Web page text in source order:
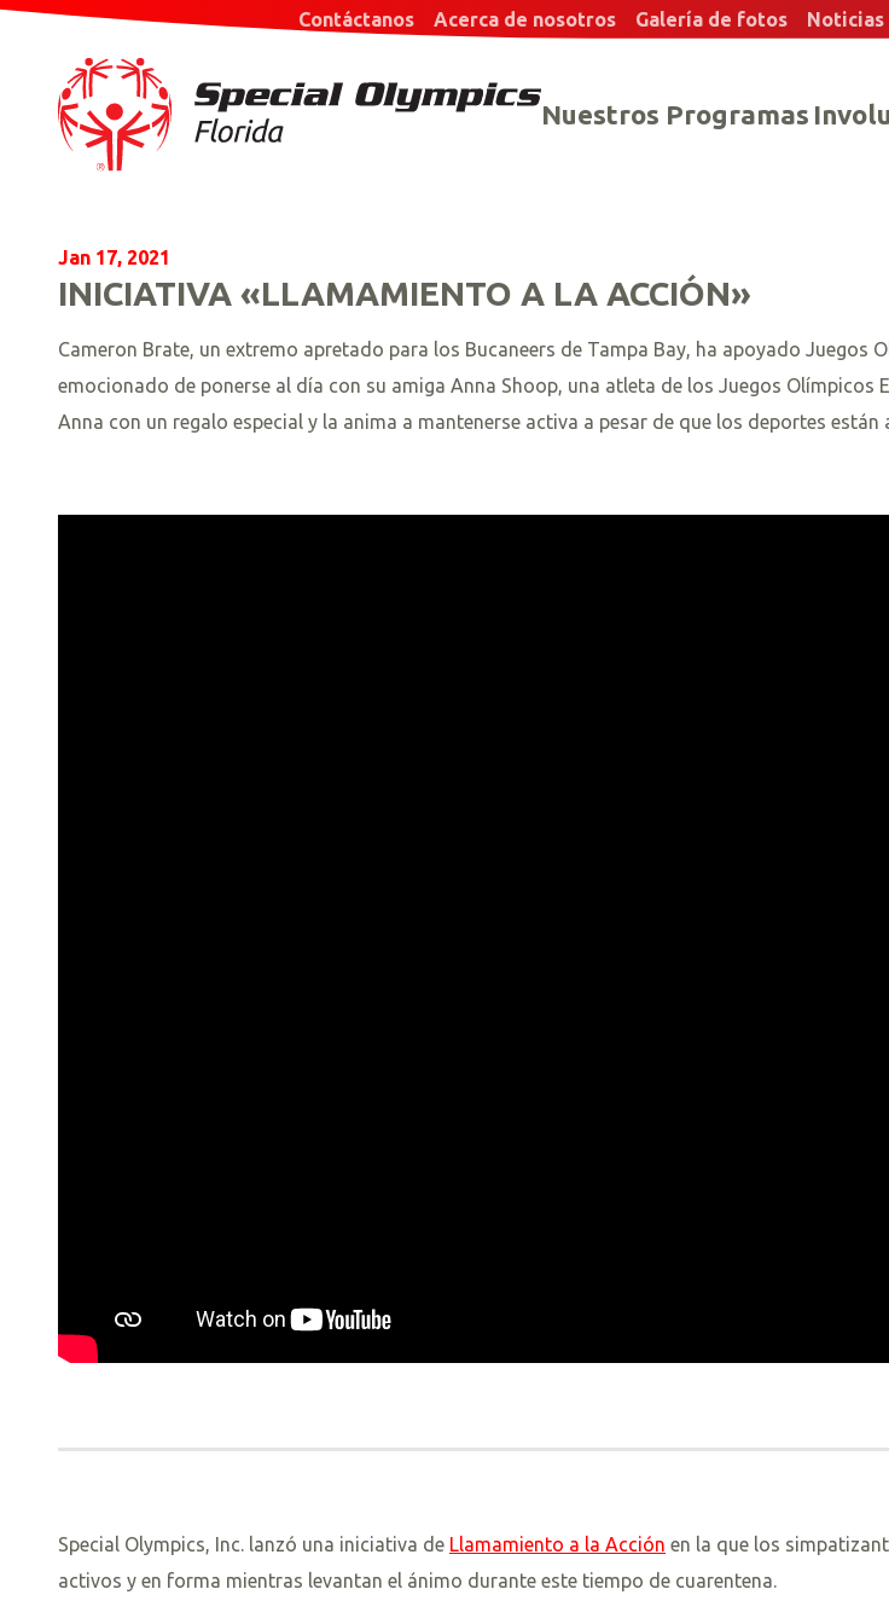
Nuestros Programas
Contáctanos Acerca de nosotros Galería de fotos Noticias
Jan 17, 2021
INICIATIVA «LLAMAMIENTO A LA ACCIÓN»
Cameron Brate, un extremo apretado para los Bucaneers de Tampa Bay, ha apoyado Juegos
emocionado de ponerse al día con su amiga Anna Shoop, una atleta de los Juegos
Anna con un regalo especial y la anima a mantenerse activa a pesar de que los deportes
Special Olympics, Inc. lanzó una iniciativa de Llamamiento a la Acción en la que los
activos y en forma mientras levantan el ánimo durante este tiempo de cuarentena.